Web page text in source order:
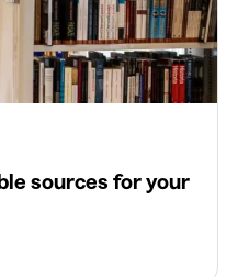
sources for your